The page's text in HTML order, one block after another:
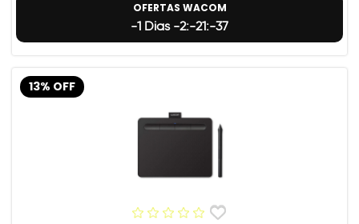
OFERTAS WACOM
-1 Dias -2:-21:-38
13% OFF